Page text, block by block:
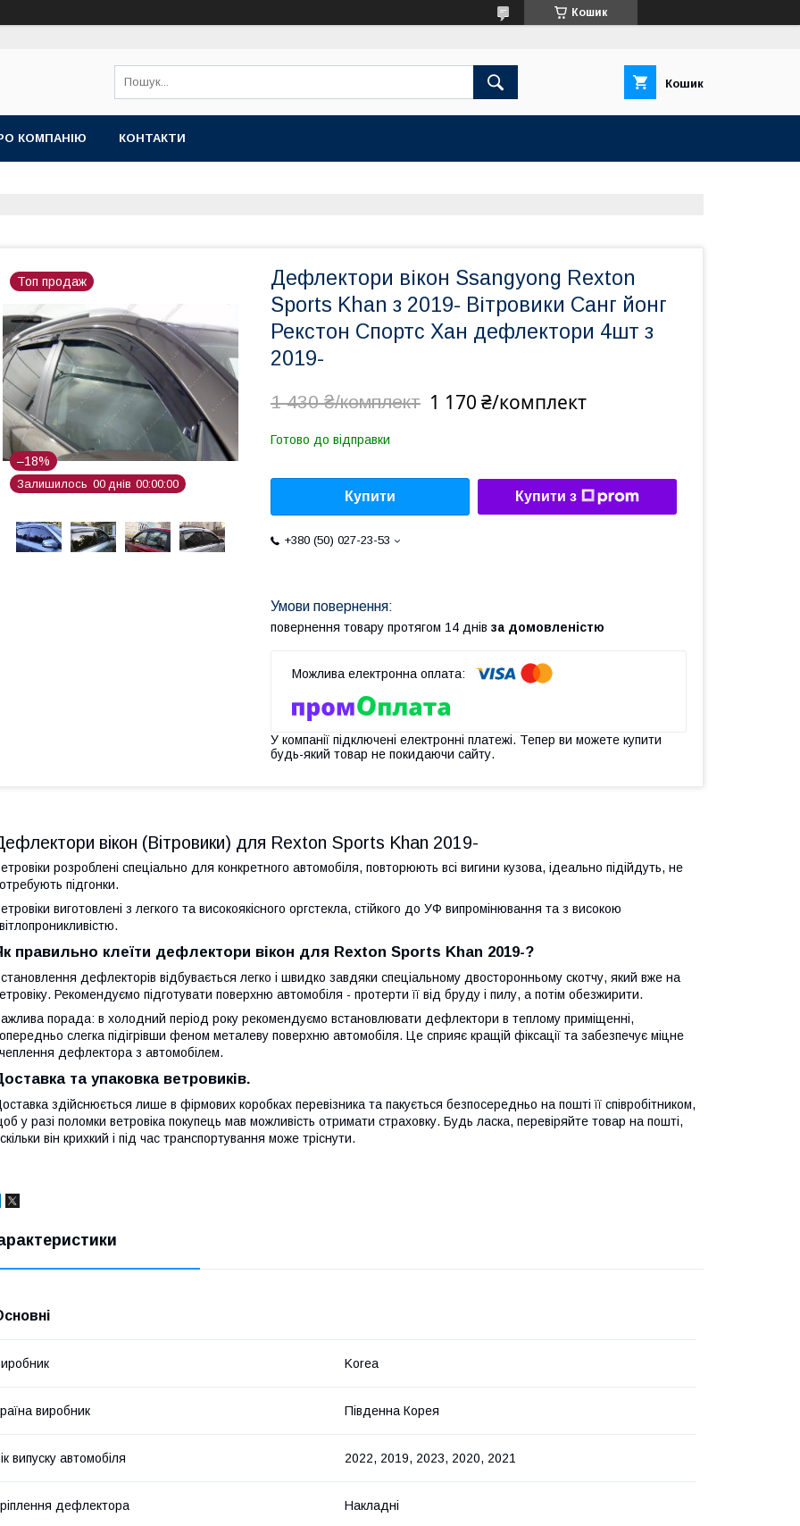
Кошик
Кошик
КОМПАНІЮ КОНТАКТИ
Топ продаж
–18%
Залишилось 00 днів 00 00 00
Дефлектори вікон Ssangyong Rexton
Sports Khan з 2019- Вітровики Санг йонг
Рекстон Спортс Хан дефлектори 4шт з
2019-
1 430 ₴/комплект 1 170 ₴/комплект
Готово до відправки
Купити Купити з
+380 (50) 027-23-53
повернення товару протягом 14 днів за домовленістю
У компанії підключені електронні платежі. Тепер ви можете купити
будь-який товар не покидаючи сайту.
вікон (Вітровики) для Rexton Sports Khan 2019-
розроблені спеціально для конкретного автомобіля, повторюють всі вигини кузова, ідеально підійдуть, не
підгонки.
виготовлені з легкого та високоякісного оргстекла, стійкого до УФ випромінювання та з високою
правильно клеїти дефлектори вікон для Rexton Sports Khan 2019-?
дефлекторів відбувається легко і швидко завдяки спеціальному двосторонньому скотчу, який вже на
Рекомендуємо підготувати поверхню автомобіля - протерти її від бруду і пилу, а потім обезжирити.
порада: в холодний період року рекомендуємо встановлювати дефлектори в теплому приміщенні,
слегка підігрівши феном металеву поверхню автомобіля. Це сприяє кращій фіксації та забезпечує міцне
дефлектора з автомобілем.
та упаковка ветровиків.
здійснюється лише в фірмових коробках перевізника та пакується безпосередньо на пошті її співробітником,
у разі поломки ветровіка покупець мав можливість отримати страховку. Будь ласка, перевіряйте товар на пошті,
він крихкий і під час транспортування може тріснути.
Korea
виробник Південна Корея
випуску автомобіля 2022, 2019, 2023, 2020, 2021
дефлектора Накладні